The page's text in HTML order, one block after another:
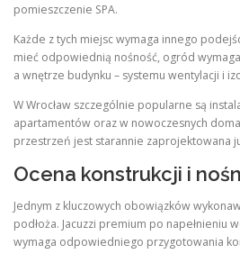
pomieszczenie SPA.
Każde z tych miejsc wymaga innego
mieć odpowiednią nośność, ogród
a wnętrze budynku – systemu wentylacji i
W Wrocław szczególnie popularne są
apartamentów oraz w nowoczesnych
przestrzeń jest starannie zaprojektowana
Ocena konstrukcji i
Jednym z kluczowych obowiązków
podłoża. Jacuzzi premium po napełnieniu
wymaga odpowiedniego przygotowania